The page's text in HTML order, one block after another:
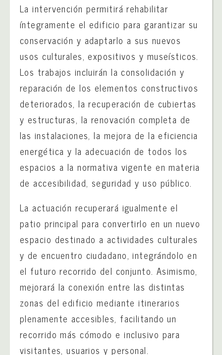
La intervención permitirá rehabilitar
íntegramente el edificio para garantizar su
conservación y adaptarlo a sus nuevos
usos culturales, expositivos y museísticos.
Los trabajos incluirán la consolidación y
reparación de los elementos constructivos
deteriorados, la recuperación de cubiertas
y estructuras, la renovación completa de
las instalaciones, la mejora de la eficiencia
energética y la adecuación de todos los
espacios a la normativa vigente en materia
de accesibilidad, seguridad y uso público.
La actuación recuperará igualmente el
patio principal para convertirlo en un nuevo
espacio destinado a actividades culturales
y de encuentro ciudadano, integrándolo en
el futuro recorrido del conjunto. Asimismo,
mejorará la conexión entre las distintas
zonas del edificio mediante itinerarios
plenamente accesibles, facilitando un
recorrido más cómodo e inclusivo para
visitantes, usuarios y personal.